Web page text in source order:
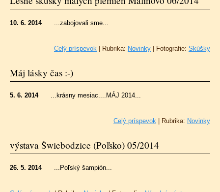
10. 6. 2014 ...zabojovali sme...
Celý príspevok Rubrika: Novinky Fotografie: Skúšky
Máj lásky čas :-)
5. 6. 2014 ...krásny mesiac....MÁJ 2014...
Celý príspevok Rubrika: Novinky
výstava Świebodzice (Poľsko) 05/2014
26. 5. 2014 ...Poľský šampión...